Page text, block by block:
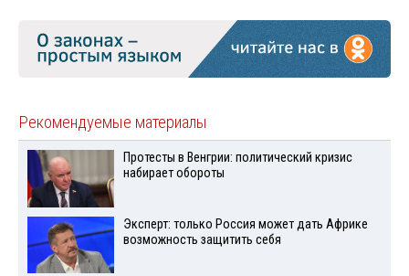
Рекомендуемые материалы
Протесты в Венгрии: политический кризис
набирает обороты
Эксперт: только Россия может дать Африке
возможность защитить себя